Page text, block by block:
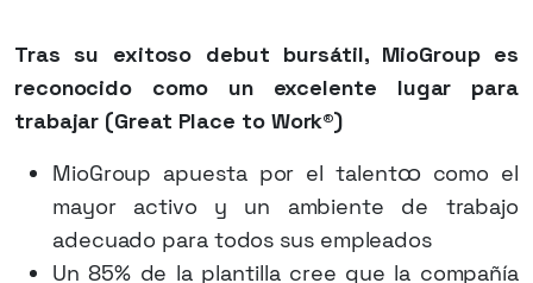
Tras su exitoso debut bursátil, MioGroup es
reconocido como un excelente lugar para
trabajar (Great Place to Work®)
MioGroup apuesta por el talentထ como el
mayor activo y un ambiente de trabajo
adecuado para todos sus empleados
Un 85% de la plantilla cree que la compañía